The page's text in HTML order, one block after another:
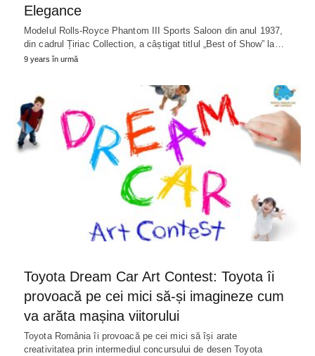
Elegance
Modelul Rolls-Royce Phantom III Sports Saloon din anul 1937,
din cadrul Țiriac Collection, a câștigat titlul „Best of Show” la…
9 years în urmă
Toyota Dream Car Art Contest: Toyota îi
provoacă pe cei mici să-și imagineze cum
va arăta mașina viitorului
Toyota România îi provoacă pe cei mici să își arate
creativitatea prin intermediul concursului de desen Toyota